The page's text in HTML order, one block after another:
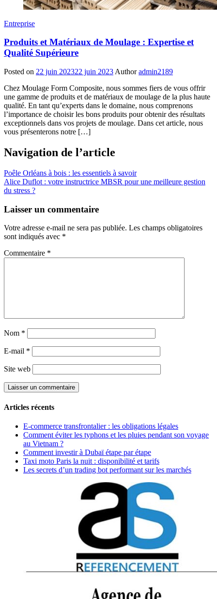
Entreprise
Produits et Matériaux de Moulage : Expertise et
Qualité Supérieure
Posted on 22 juin 202322 juin 2023 Author admin2189
Chez Moulage Form Composite, nous sommes fiers de vous offrir
une gamme de produits et de matériaux de moulage de la plus haute
qualité. En tant qu’experts dans le domaine, nous comprenons
l’importance de choisir les bons produits pour obtenir des résultats
exceptionnels dans vos projets de moulage. Dans cet article, nous
vous présenterons notre […]
Navigation de l’article
Poêle Orléans à bois : les essentiels à savoir
Alice Duflot : votre instructrice MBSR pour une meilleure gestion
du stress ?
Laisser un commentaire
Votre adresse e-mail ne sera pas publiée. Les champs obligatoires
sont indiqués avec *
Commentaire *
Nom *
E-mail *
Site web
Articles récents
E-commerce transfrontalier : les obligations légales
Comment éviter les typhons et les pluies pendant son voyage
au Vietnam ?
Comment investir à Dubaï étape par étape
Taxi moto Paris la nuit : disponibilité et tarifs
Les secrets d’un trading bot performant sur les marchés